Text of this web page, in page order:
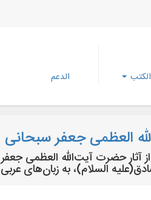
الكتب الدعم
العظمی جعفر سبحانی
عنوان کتاب در 573 جلد از آثار حضرت‌
السلام)، به زبان‌های